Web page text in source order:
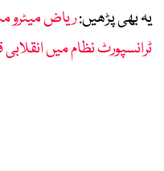
یہ بھی پڑھیں:ریاض میٹرو
ٹرانسپورٹ نظام میں